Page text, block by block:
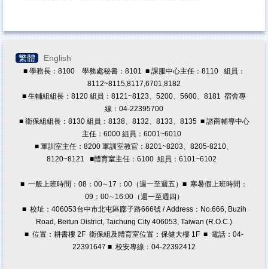
繁體 English
■ 學務長：8100 學務處秘書：8101 ■ 課服中心主任：8110 組員：
8112~8115,8117,6701,8182
■ 生輔組組長：8120 組員：8121~8123、5200、5600、8181 宿舍專
線：04-22395700
■ 衛保組組長：8130 組員：8138、8132、8133、8135 ■ 諮商輔導中心
主任：6000 組員：6001~6010
■ 軍訓室主任：8200 軍訓室教官：8201~8203、8205-8210、
8120~8121
■體育室主任：6100 組員：6101~6102
■ 一般上班時間：08：00∼17：00（週一至週五）■ 寒暑假上班時間：
09：00∼16:00（週一至週四）
■ 校址：406053台中市北屯區廍子路666號 / Address：No.666, Buzih
Road, Beitun District, Taichung City 406053, Taiwan (R.O.C.)
■ 位置：耕書樓 2F 衛保組及體育室位置：保健大樓 1F ■ 電話：04-
22391647 ■ 校安專線：04-22392412